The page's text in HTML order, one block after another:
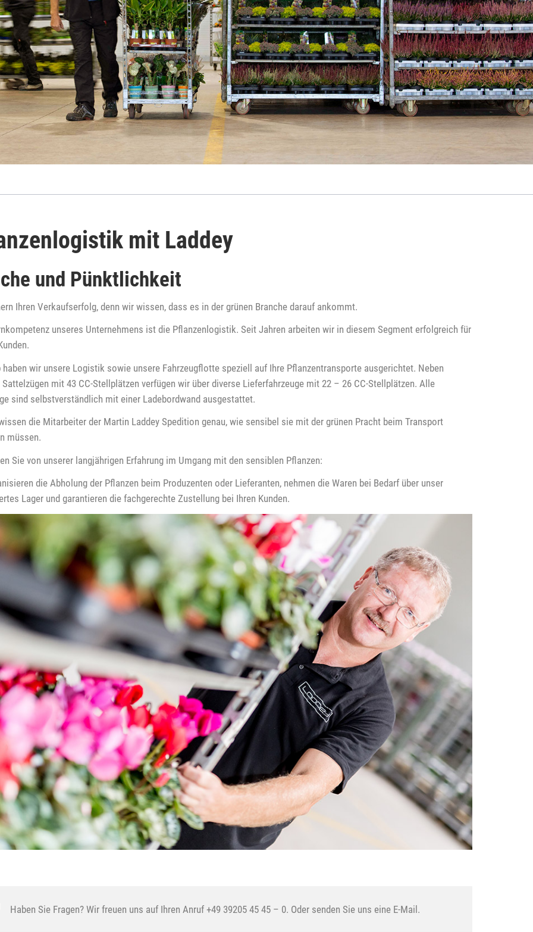
mit Laddey
und Pünktlichkeit
Ihren Verkaufserfolg, denn wir wissen, dass es in der grünen Branche darauf ankommt.
unseres Unternehmens ist die Pflanzenlogistik. Seit Jahren arbeiten wir in diesem Segment erfolgreich für
haben wir unsere Logistik sowie unsere Fahrzeugflotte speziell auf Ihre Pflanzentransporte ausgerichtet. Neben
Sattelzügen mit 43 CC-Stellplätzen verfügen wir über diverse Lieferfahrzeuge mit 22 – 26 CC-Stellplätzen. Alle
sind selbstverständlich mit einer Ladebordwand ausgestattet.
die Mitarbeiter der Martin Laddey Spedition genau, wie sensibel sie mit der grünen Pracht beim Transport
müssen.
Sie von unserer langjährigen Erfahrung im Umgang mit den sensiblen Pflanzen:
die Abholung der Pflanzen beim Produzenten oder Lieferanten, nehmen die Waren bei Bedarf über unser
Lager und garantieren die fachgerechte Zustellung bei Ihren Kunden.
Haben Sie Fragen? Wir freuen uns auf Ihren Anruf +49 39205 45 45 – 0. Oder senden Sie uns eine E-Mail.